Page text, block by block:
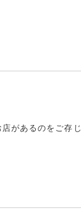
があるのをご存じ